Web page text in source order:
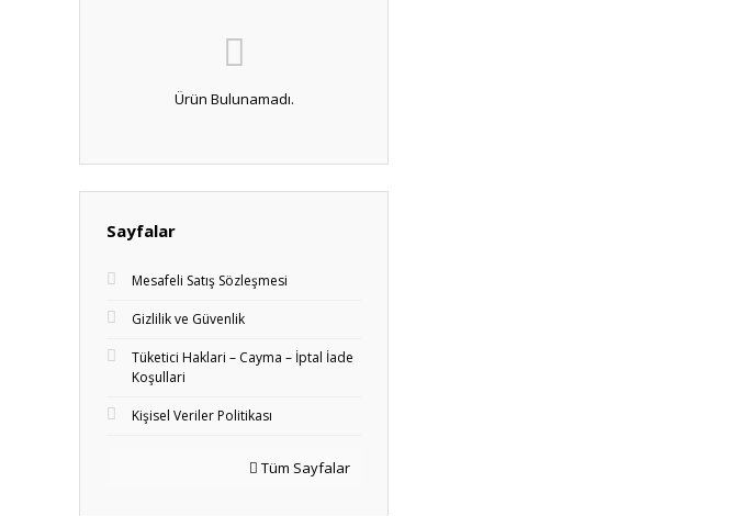
Ürün Bulunamadı.
Sayfalar
Mesafeli Satış Sözleşmesi
Gizlilik ve Güvenlik
Tüketici Haklari – Cayma – İptal İade
Koşullari
Kişisel Veriler Politikası
Tüm Sayfalar